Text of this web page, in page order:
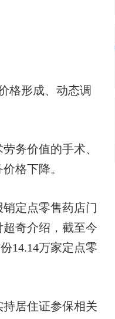
格形成、动态调
务价值的手术、
格下降。
定点零售药店门
奇介绍，截至今
14.14万家定点零
居住证参保相关